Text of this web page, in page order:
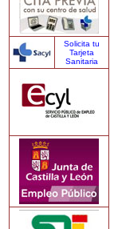
Solicita tu
Tarjeta
Sanitaria